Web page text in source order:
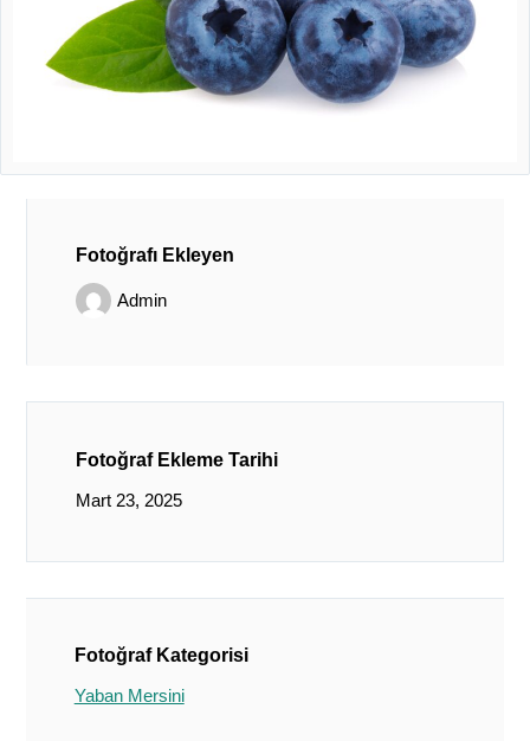
Fotoğrafı Ekleyen
Admin
Fotoğraf Ekleme Tarihi
Mart 23, 2025
Fotoğraf Kategorisi
Yaban Mersini